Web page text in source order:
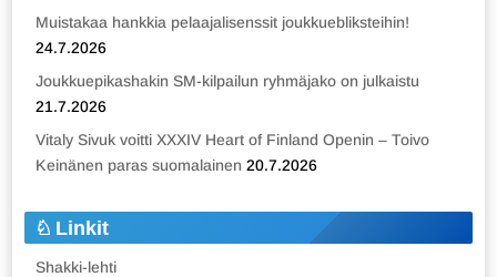
Muistakaa hankkia pelaajalisenssit joukkuebliksteihin!
24.7.2026
Joukkuepikashakin SM-kilpailun ryhmäjako on julkaistu
21.7.2026
Vitaly Sivuk voitti XXXIV Heart of Finland Openin – Toivo
Keinänen paras suomalainen 20.7.2026
Linkit
Shakki-lehti